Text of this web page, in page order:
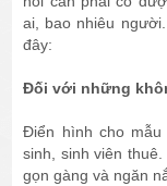
ai, bao nhiêu
đây:
Đối với những
Điển hình cho
sinh, sinh viên
gọn gàng và ngăn